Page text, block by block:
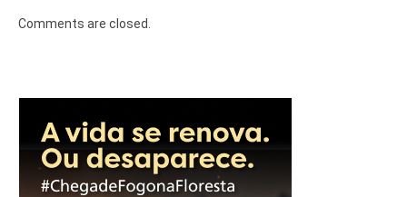
Comments are closed.